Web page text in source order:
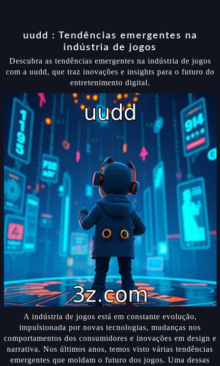
uudd : Tendências emergentes na
indústria de jogos
Descubra as tendências emergentes na indústria de jogos
com a uudd, que traz inovações e insights para o futuro do
entretenimento digital.
A indústria de jogos está em constante evolução,
impulsionada por novas tecnologias, mudanças nos
comportamentos dos consumidores e inovações em design e
narrativa. Nos últimos anos, temos visto várias tendências
emergentes que moldam o futuro dos jogos. Uma dessas